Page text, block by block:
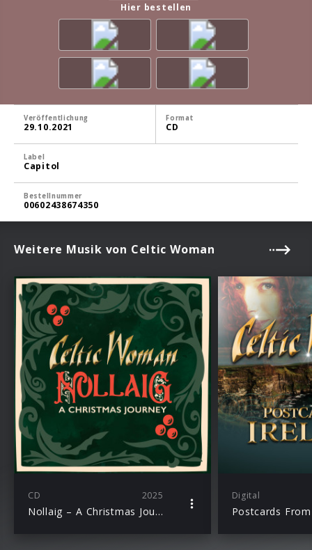
Hier bestellen
Veröffentlichung
29.10.2021
Format
CD
Label
Capitol
Bestellnummer
00602438674350
Weitere Musik von Celtic Woman
CD 2025
Nollaig – A Christmas Journey
Digital
Postcards